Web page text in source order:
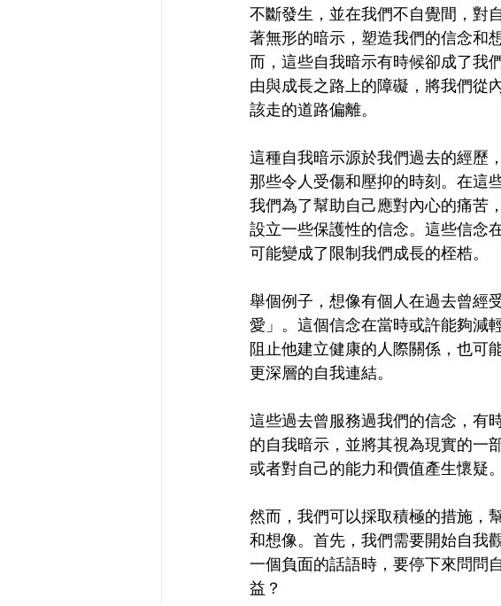
不斷發生，並在我們不自覺間，對
著無形的暗示，塑造我們的信念和
而，這些自我暗示有時候卻成了我
由與成長之路上的障礙，將我們從
該走的道路偏離。
這種自我暗示源於我們過去的經歷
那些令人受傷和壓抑的時刻。在這
我們為了幫助自己應對內心的痛苦
設立一些保護性的信念。這些信念
可能變成了限制我們成長的桎梏。
舉個例子，想像有個人在過去曾經
愛」。這個信念在當時或許能夠減
阻止他建立健康的人際關係，也可
更深層的自我連結。
這些過去曾服務過我們的信念，有
的自我暗示，並將其視為現實的一
或者對自己的能力和價值產生懷疑。
然而，我們可以採取積極的措施，
和想像。首先，我們需要開始自我
一個負面的話語時，要停下來問問
益？